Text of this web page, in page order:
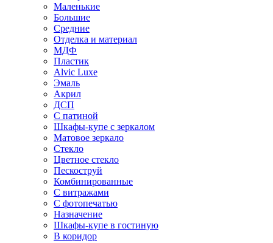
Маленькие
Большие
Средние
Отделка и материал
МДФ
Пластик
Alvic Luxe
Эмаль
Акрил
ДСП
С патиной
Шкафы-купе с зеркалом
Матовое зеркало
Стекло
Цветное стекло
Пескоструй
Комбинированные
С витражами
С фотопечатью
Назначение
Шкафы-купе в гостиную
В коридор